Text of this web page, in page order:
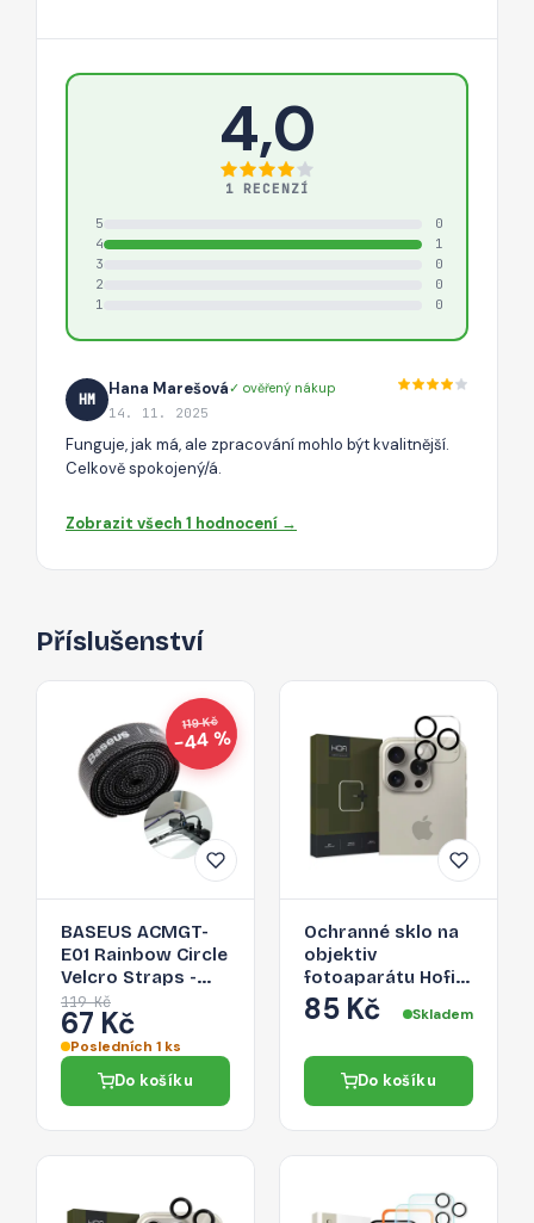
4,0
1 RECENZÍ
5
0
4
1
3
0
2
0
1
0
HM
Hana Marešová✓ ověřený nákup
14. 11. 2025
Funguje, jak má, ale zpracování mohlo být kvalitnější.
Celkově spokojený/á.
Zobrazit všech 1 hodnocení →
Příslušenství
119 Kč
−44 %
BASEUS ACMGT-
E01 Rainbow Circle
Velcro Straps -
páska na suchý zip
pro organizaci
kabelů, 1m, černá
119 Kč
67 Kč
Posledních 1 ks
Do košíku
Ochranné sklo na
objektiv
fotoaparátu Hofi
Cam Pro+ Apple
iPhone 16 Pro / 16
85 Kč Skladem
Do košíku